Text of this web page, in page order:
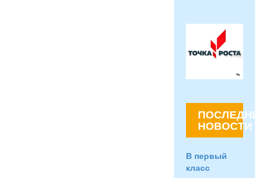
ПОСЛЕДНИЕ
НОВОСТИ
В первый
класс